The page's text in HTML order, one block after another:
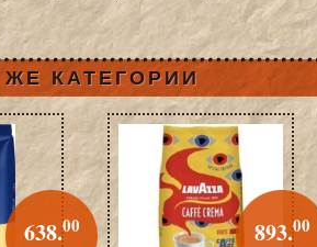
КАТЕГОРИИ
638.00 893.00